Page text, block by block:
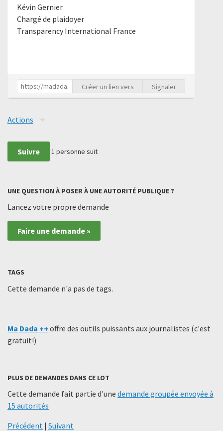
Kévin Gernier
Chargé de plaidoyer
Transparency International France
Créer un lien vers Signaler
Actions
Suivre 1 personne suit
UNE QUESTION À POSER À UNE AUTORITÉ PUBLIQUE ?
Lancez votre propre demande
Faire une demande »
TAGS
Cette demande n'a pas de tags.
Ma Dada ++ offre des outils puissants aux journalistes (c'est
gratuit!)
PLUS DE DEMANDES DANS CE LOT
Cette demande fait partie d'une demande groupée envoyée à
15 autorités
Précédent | Suivant